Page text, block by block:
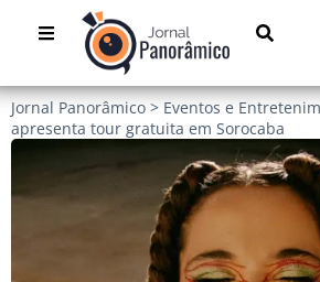
Jornal Panorâmico > Eventos e
apresenta tour gratuita em Sorocaba